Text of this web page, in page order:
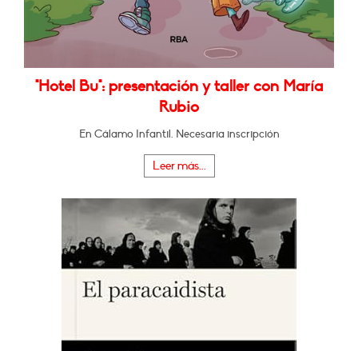
"Hotel Bu": presentación y taller con María
Rubio
En Cálamo Infantil. Necesaria inscripción
Leer más...